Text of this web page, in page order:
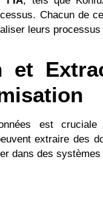
Chacun de
leurs
et
est
extraire des
dans des